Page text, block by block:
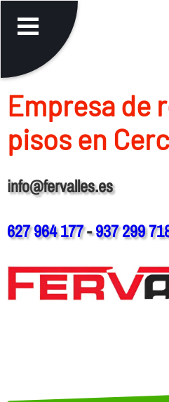
Empresa de
pisos en
info@fervalles.es
627 964 177-937 299